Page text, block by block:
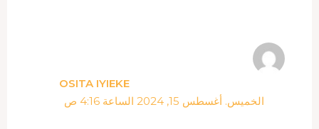
OSITA IYIEKE
الخميس. أغسطس 15, 2024 الساعة 4:16 ص